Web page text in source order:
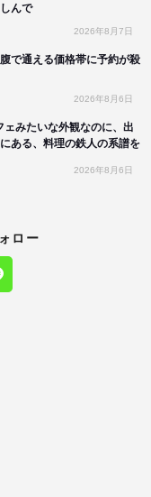
んで
2026年8月7日
で通える価格帯に予約が殺
2026年8月6日
ェみたいな外観なのに、出
ある、料理の鉄人の系譜を
2026年8月6日
ロー